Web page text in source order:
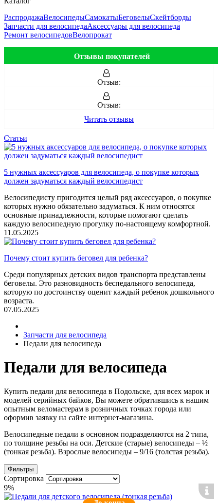
РаспродажаВелосипедыСамокатыБеговелыСкейтборды
Запчасти для велосипедаАксессуары для велосипеда
Ремонт велосипедовВелопрокат
Отзывы покупателей
Отзыв:
Отзыв:
Читать отзывы
Статьи
5 нужных аксессуаров для велосипеда, о покупке которых
должен задуматься каждый велосипедист
Велосипедисту пригодится целый ряд аксессуаров, о покупке
которых нужно обязательно задуматься. К ним относятся
основные принадлежности, которые помогают сделать
каждую велосипедную прогулку по-настоящему комфортной.
11.05.2025
Почему стоит купить беговел для ребенка?
Среди популярных детских видов транспорта представлены
беговелы. Это разновидность беспедального велосипеда,
которую по достоинству оценит каждый ребенок дошкольного
возраста.
07.05.2025
Запчасти для велосипеда
Педали для велосипеда
Педали для велосипеда
Купить педали для велосипеда в Подольске, для всех марок и
моделей серийных байков, Вы можете обратившись к нашим
опытным веломастерам в розничных точках города или
оформив заявку на сайте интернет-магазина.
Велосипедные педали в основном подразделяются на 2 типа,
по толщине резьбы на оси. Детские (старые) велосипеды – ½
(тонкая резьба). Взрослые велосипеды – 9/16 (толстая резьба).
Фильтры
Сортировка
9%